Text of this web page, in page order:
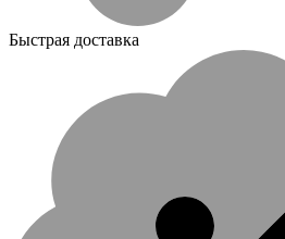
Быстрая доставка